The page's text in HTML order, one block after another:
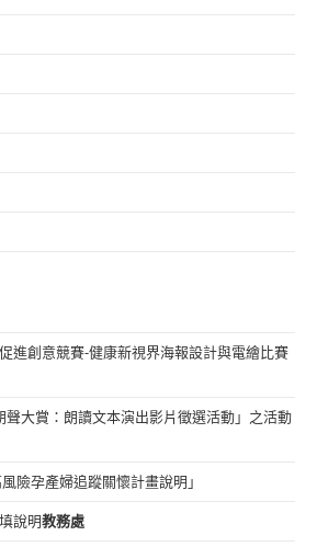
進創意競賽-健康新視界海報設計與電繪比賽
聲大賞：朗讀文本演出影片徵選活動」之活動
險孕產婦追蹤關懷計畫說明」
說明教務處